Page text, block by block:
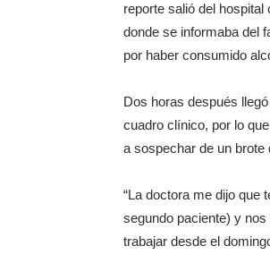
reporte salió del
donde se informaba del
por haber consumido
Dos horas después
cuadro clínico, por lo
a sospechar de un brote
“La doctora me dijo que
segundo paciente) y
trabajar desde el